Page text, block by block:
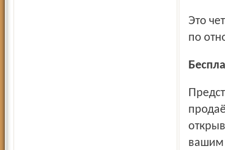
Это четвёртое предательство государственной структуры
по
Представьте себе ситуацию: вы открыли хлебопекарню и
вашим